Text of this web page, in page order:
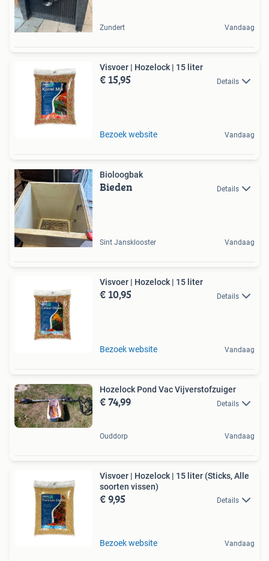
Zundert Vandaag
Visvoer | Hozelock | 15 liter
€ 15,95 Details
Bezoek website Vandaag
Bioloogbak
Bieden Details
Sint Jansklooster Vandaag
Visvoer | Hozelock | 15 liter
€ 10,95 Details
Bezoek website Vandaag
Hozelock Pond Vac Vijverstofzuiger
€ 74,99 Details
Ouddorp Vandaag
Visvoer | Hozelock | 15 liter (Sticks, Alle
soorten vissen)
€ 9,95 Details
Bezoek website Vandaag